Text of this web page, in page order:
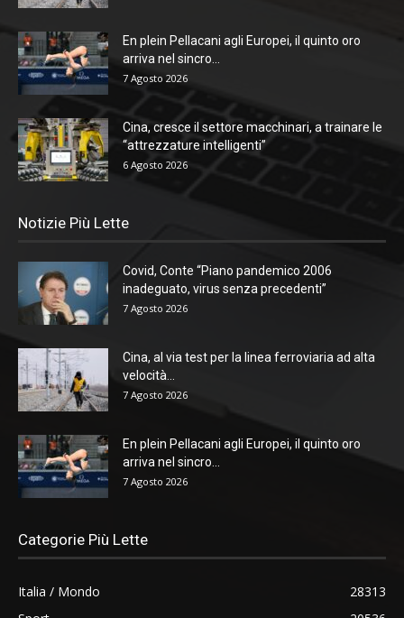
En plein Pellacani agli Europei, il quinto oro
arriva nel sincro...
7 Agosto 2026
Cina, cresce il settore macchinari, a trainare le
“attrezzature intelligenti”
6 Agosto 2026
Notizie Più Lette
Covid, Conte “Piano pandemico 2006
inadeguato, virus senza precedenti”
7 Agosto 2026
Cina, al via test per la linea ferroviaria ad alta
velocità...
7 Agosto 2026
En plein Pellacani agli Europei, il quinto oro
arriva nel sincro...
7 Agosto 2026
Categorie Più Lette
Italia / Mondo
28313